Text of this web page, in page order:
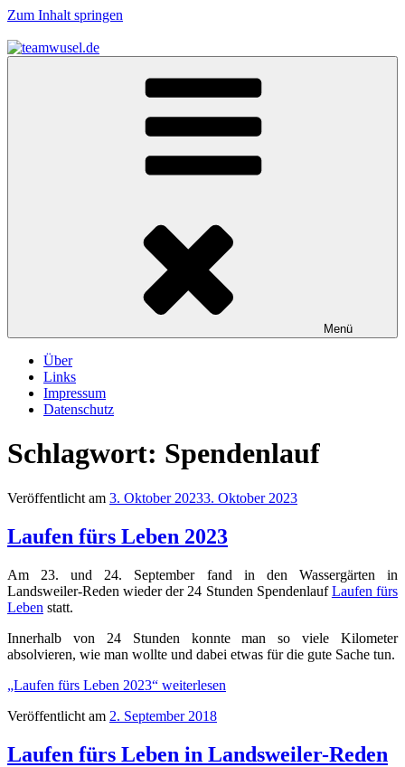
Zum Inhalt springen
Menü
Über
Links
Impressum
Datenschutz
Schlagwort: Spendenlauf
Veröffentlicht am 3. Oktober 20233. Oktober 2023
Laufen fürs Leben 2023
Am 23. und 24. September fand in den Wassergärten in
Landsweiler-Reden wieder der 24 Stunden SpendenlaufLaufen fürs
Leben statt.
Innerhalb von 24 Stunden konnte man so viele Kilometer
absolvieren, wie man wollte und dabei etwas für die gute Sache tun.
„Laufen fürs Leben 2023“ weiterlesen
Veröffentlicht am 2. September 2018
Laufen fürs Leben in Landsweiler-Reden